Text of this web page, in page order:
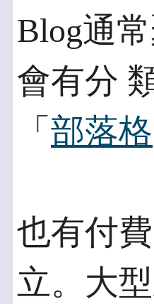
Blog通
會有分
「 部落格
也有付
立。大